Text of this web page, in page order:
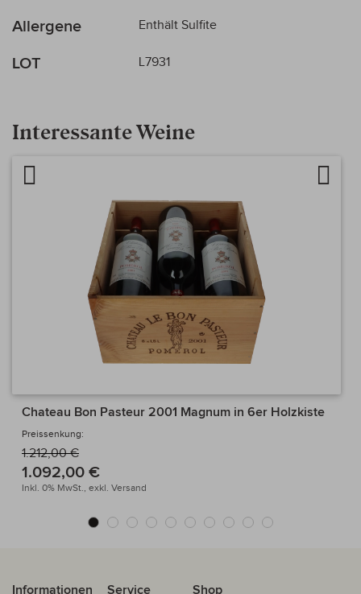
Allergene Enthält Sulfite
LOT L7931
Interessante Weine
Chateau Bon Pasteur 2001 Magnum in 6er Holzkiste
Preissenkung:
1.212,00 €
1.092,00 €
Inkl. 0% MwSt., exkl. Versand
Informationen Service Shop